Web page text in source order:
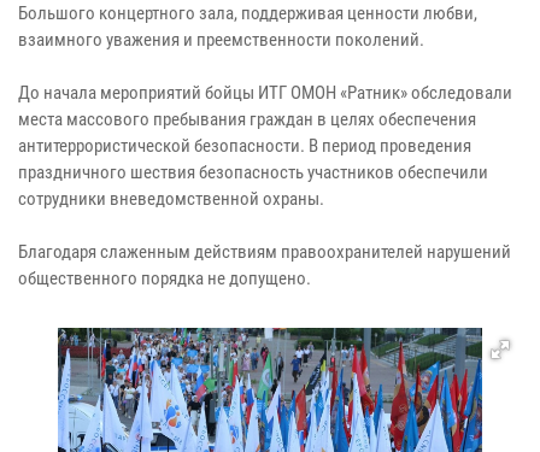
Большого концертного зала, поддерживая ценности любви,
взаимного уважения и преемственности поколений.
До начала мероприятий бойцы ИТГ ОМОН «Ратник» обследовали
места массового пребывания граждан в целях обеспечения
антитеррористической безопасности. В период проведения
праздничного шествия безопасность участников обеспечили
сотрудники вневедомственной охраны.
Благодаря слаженным действиям правоохранителей нарушений
общественного порядка не допущено.